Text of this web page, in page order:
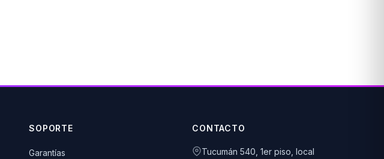
SOPORTE
Garantías
CONTACTO
Tucumán 540, 1er piso, local